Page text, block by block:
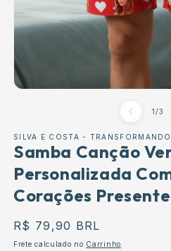
em
modal
1/de
3
SILVA E COSTA -
Samba Canção
Personalizada
Corações
Preço
normal
R$ 79,90 BRL
Frete calculado no Carrinho